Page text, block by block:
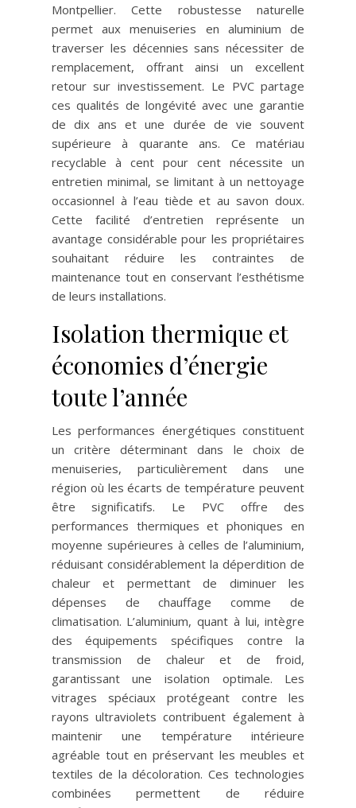
Montpellier. Cette robustesse naturelle
permet aux menuiseries en aluminium de
traverser les décennies sans nécessiter de
remplacement, offrant ainsi un excellent
retour sur investissement. Le PVC partage
ces qualités de longévité avec une garantie
de dix ans et une durée de vie souvent
supérieure à quarante ans. Ce matériau
recyclable à cent pour cent nécessite un
entretien minimal, se limitant à un nettoyage
occasionnel à l’eau tiède et au savon doux.
Cette facilité d’entretien représente un
avantage considérable pour les propriétaires
souhaitant réduire les contraintes de
maintenance tout en conservant l’esthétisme
de leurs installations.
Isolation thermique et
économies d’énergie
toute l’année
Les performances énergétiques constituent
un critère déterminant dans le choix de
menuiseries, particulièrement dans une
région où les écarts de température peuvent
être significatifs. Le PVC offre des
performances thermiques et phoniques en
moyenne supérieures à celles de l’aluminium,
réduisant considérablement la déperdition de
chaleur et permettant de diminuer les
dépenses de chauffage comme de
climatisation. L’aluminium, quant à lui, intègre
des équipements spécifiques contre la
transmission de chaleur et de froid,
garantissant une isolation optimale. Les
vitrages spéciaux protégeant contre les
rayons ultraviolets contribuent également à
maintenir une température intérieure
agréable tout en préservant les meubles et
textiles de la décoloration. Ces technologies
combinées permettent de réduire